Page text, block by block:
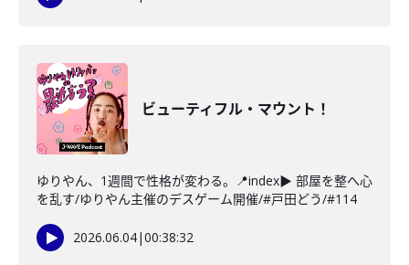
ビューティフル・マウント！
ゆりやん、1週間で性格が変わる。📍index▶ 部屋を整へ心
を乱す/ゆりやん主催のデスゲーム開催/#戸田どう/#114
2026.06.04|00:38:32